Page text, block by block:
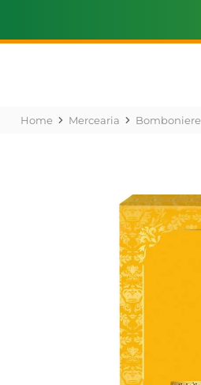
Mercearia Bomboniere